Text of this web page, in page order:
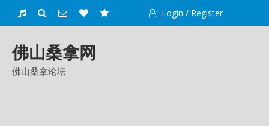
Login / Register
佛山桑拿网
佛山桑拿论坛